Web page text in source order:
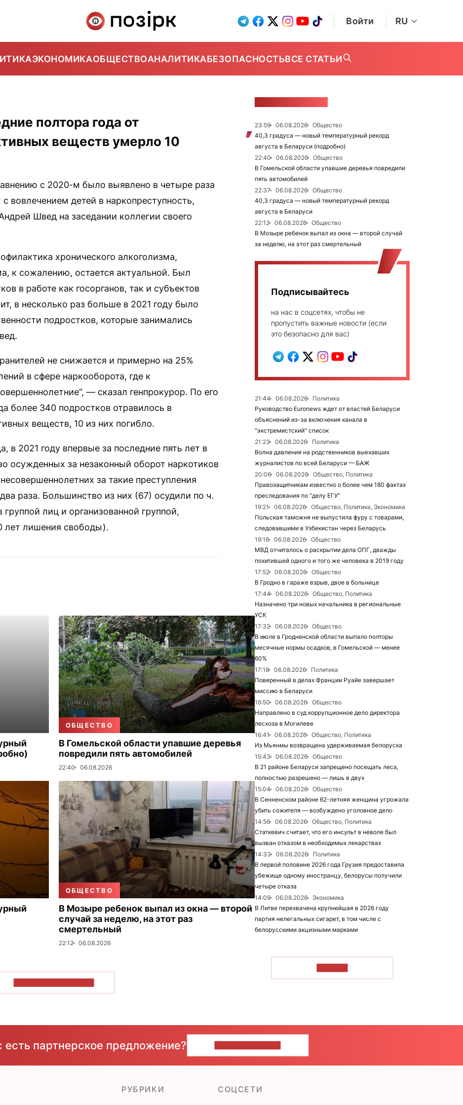
Войти RU
ЭКОНОМИКАОБЩЕСТВОАНАЛИТИКАБЕЗОПАСНОСТЬВСЕ СТАТЬИ
полтора года от
веществ умерло 10
с 2020-м было выявлено в четыре раза
вовлечением детей в наркопреступность,
Швед на заседании коллегии своего
хронического алкоголизма,
к сожалению, остается актуальной. Был
в работе как госорганов, так и субъектов
в несколько раз больше в 2021 году было
подростков, которые занимались
не снижается и примерно на 25%
в сфере наркооборота, где к
— сказал генпрокурор. По его
более 340 подростков отравилось в
веществ, 10 из них погибло.
в 2021 году впервые за последние пять лет в
осужденных за незаконный оборот наркотиков
за такие преступления
раза. Большинство из них (67) осудили по ч.
лиц и организованной группой,
лет лишения свободы).
ОБЩЕСТВО
В Гомельской области упавшие деревья
повредили пять автомобилей
22:40 06.08.2026
ОБЩЕСТВО
В Мозыре ребенок выпал из окна — второй
случай за неделю, на этот раз
смертельный
22:12 06.08.2026
23:59 06.08.2026
Общество
40,3 градуса — новый температурный рекорд
августа в Беларуси (подробно)
22:40
06.08.2026
Общество
В Гомельской области упавшие деревья повредили
пять автомобилей
22:37
06.08.2026
Общество
40,3 градуса — новый температурный рекорд
августа в Беларуси
22:12
06.08.2026
Общество
В Мозыре ребенок выпал из окна — второй случай
за неделю, на этот раз смертельный
Подписывайтесь
на нас в соцсетях, чтобы не
пропустить важные новости (если
это безопасно для вас)
21:44 06.08.2026
Политика
Руководство Euronews ждет от властей Беларуси
объяснений из-за включения канала в
"экстремистский" список
21:23
06.08.2026
Политика
Волна давления на родственников выехавших
журналистов по всей Беларуси — БАЖ
20:06
06.08.2026
Общество, Политика
Правозащитникам известно о более чем 180 фактах
преследования по "делу ЕГУ"
19:21
06.08.2026
Общество, Политика, Экономика
Польская таможня не выпустила фуру с товарами,
следовавшими в Узбекистан через Беларусь
19:16
06.08.2026
Общество
МВД отчиталось о раскрытии дела ОПГ, дважды
похитившей одного и того же человека в 2019 году
17:52
06.08.2026
Общество
В Гродно в гараже взрыв, двое в больнице
17:44
06.08.2026
Общество, Политика
Назначено три новых начальника в региональные
УСК
17:32
06.08.2026
Общество
В июле в Гродненской области выпало полторы
месячные нормы осадков, в Гомельской — менее
60%
17:18
06.08.2026
Политика
Поверенный в делах Франции Руайе завершает
миссию в Беларуси
16:50
06.08.2026
Общество
Направлено в суд коррупционное дело директора
лесхоза в Могилеве
16:41
06.08.2026
Общество, Политика
Из Мьянмы возвращена удерживаемая белоруска
15:43
06.08.2026
Общество
В 21 районе Беларуси запрещено посещать леса,
полностью разрешено — лишь в двух
15:04
06.08.2026
Общество
В Сенненском районе 62-летняя женщина угрожала
убить сожителя — возбуждено уголовное дело
14:56
06.08.2026
Общество, Политика
Статкевич считает, что его инсульт в неволе был
вызван отказом в необходимых лекарствах
14:33
06.08.2026
Политика
В первой половине 2026 года Грузия предоставила
убежище одному иностранцу, белорусы получили
четыре отказа
14:09
06.08.2026
Экономика
В Литве перехвачена крупнейшая в 2026 году
партия нелегальных сигарет, в том числе с
белорусскими акцизными марками
есть партнерское предложение?
РУБРИКИ CОЦСЕТИ